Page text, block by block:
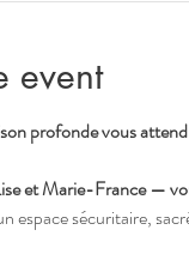
event
profonde vous
et Marie-France —
espace sécuritaire,